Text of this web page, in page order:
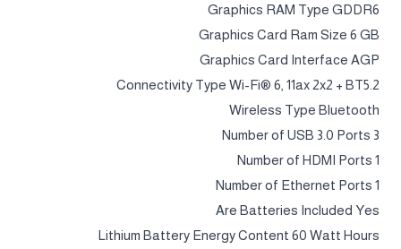
Graphics RAM Type ‎GDDR6
Graphics Card Ram Size ‎6 GB
Graphics Card Interface ‎AGP
Connectivity Type ‎Wi-Fi® 6, 11ax 2x2 + BT5.2
Wireless Type ‎Bluetooth
Number of USB 3.0 Ports ‎3
Number of HDMI Ports ‎1
Number of Ethernet Ports ‎1
Are Batteries Included ‎Yes
Lithium Battery Energy Content ‎60 Watt Hours